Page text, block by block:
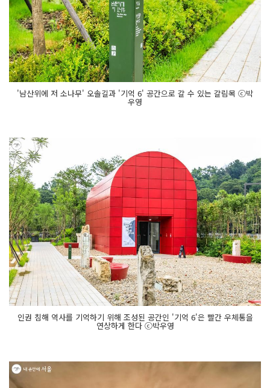
'남산위에 저 소나무' 오솔길과 '기억 6' 공간으로 갈 수 있는 갈림목 ⓒ박
우영
인권 침해 역사를 기억하기 위해 조성된 공간인 '기억 6'은 빨간 우체통을
연상하게 한다 ⓒ박우영